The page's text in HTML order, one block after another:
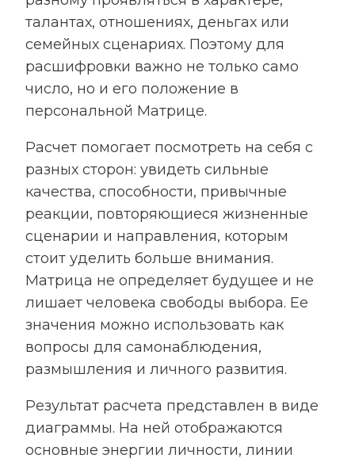
талантах, отношениях, деньгах или
семейных сценариях. Поэтому для
расшифровки важно не только само
число, но и его положение в
персональной Матрице.
Расчет помогает посмотреть на себя с
разных сторон: увидеть сильные
качества, способности, привычные
реакции, повторяющиеся жизненные
сценарии и направления, которым
стоит уделить больше внимания.
Матрица не определяет будущее и не
лишает человека свободы выбора. Ее
значения можно использовать как
вопросы для самонаблюдения,
размышления и личного развития.
Результат расчета представлен в виде
диаграммы. На ней отображаются
основные энергии личности, линии